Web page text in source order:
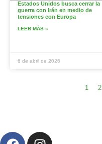
Estados Unidos busca cerrar la
guerra con Irán en medio de
tensiones con Europa
LEER MÁS »
6 de abril de 2026
1 2